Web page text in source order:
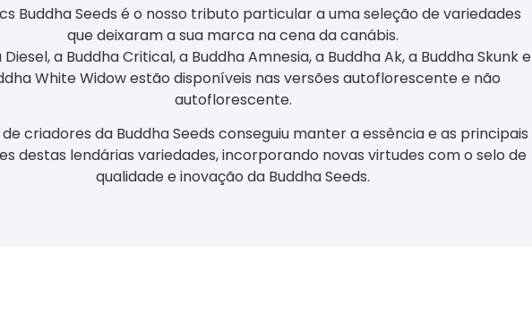
Buddha Seeds é o nosso tributo particular a uma seleção de variedades
que deixaram a sua marca na cena da canábis.
Diesel, a Buddha Critical, a Buddha Amnesia, a Buddha Ak, a Buddha Skunk e
White Widow estão disponíveis nas versões autoflorescente e não
autoflorescente.
criadores da Buddha Seeds conseguiu manter a essência e as principais
destas lendárias variedades, incorporando novas virtudes com o selo de
qualidade e inovação da Buddha Seeds.